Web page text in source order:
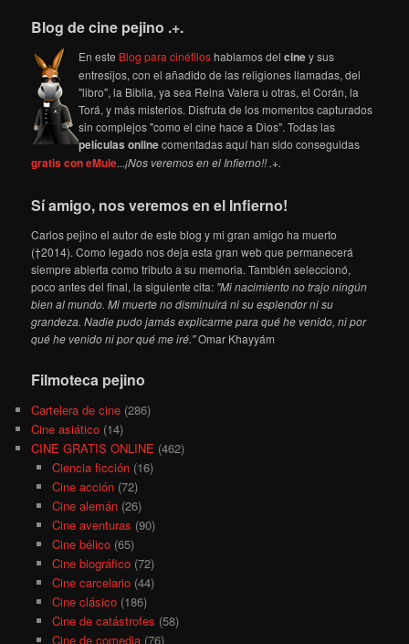
Blog de cine pejino .+.
En este Blog para cinéfiloshablamos delciney sus
entresijos, con el añadido de las religiones llamadas, del
"libro", la Biblia, ya sea Reina Valera u otras, el Corán, la
Torá, y más misterios. Disfruta de los momentos capturados
sin complejos "como el cine hace a Dios". Todas las
películas onlinecomentadas aquí han sido conseguidas
gratis con eMule...¡Nos veremos en el Infierno!! .+.
Sí amigo, nos veremos en el Infierno!
Carlos pejino el autor de este blog y mi gran amigo ha muerto
(†2014). Como legado nos deja esta gran web que permanecerá
siempre abierta como tributo a su memoria. También seleccionó,
poco antes del final, la siguiente cita: "Mi nacimiento no trajo ningún
bien al mundo. Mi muerte no disminuirá ni su esplendor ni su
grandeza. Nadie pudo jamás explicarme para qué he venido, ni por
qué he venido ni por qué me iré."Omar Khayyám
Filmoteca pejino
Cartelera de cine (286)
Cine asiático (14)
CINE GRATIS ONLINE (462)
Ciencia ficción(16)
Cine acción(72)
Cine alemán(26)
Cine aventuras (90)
Cine bélico(65)
Cine biográfico(72)
Cine carcelario(44)
Cine clásico(186)
Cine de catástrofes (58)
Cine de comedia(76)